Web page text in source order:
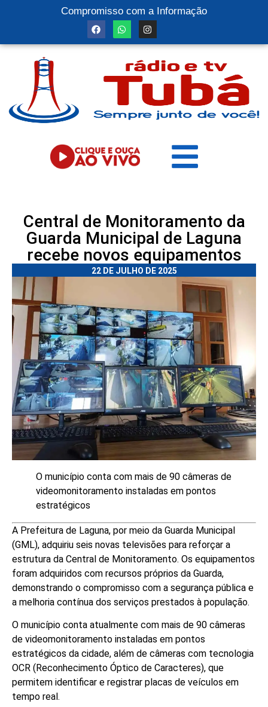
Compromisso com a Informação
Central de Monitoramento da
Guarda Municipal de Laguna
recebe novos equipamentos
22 DE JULHO DE 2025
O município conta com mais de 90 câmeras de
videomonitoramento instaladas em pontos
estratégicos
A Prefeitura de Laguna, por meio da Guarda Municipal
(GML), adquiriu seis novas televisões para reforçar a
estrutura da Central de Monitoramento. Os equipamentos
foram adquiridos com recursos próprios da Guarda,
demonstrando o compromisso com a segurança pública e
a melhoria contínua dos serviços prestados à população.
O município conta atualmente com mais de 90 câmeras
de videomonitoramento instaladas em pontos
estratégicos da cidade, além de câmeras com tecnologia
OCR (Reconhecimento Óptico de Caracteres), que
permitem identificar e registrar placas de veículos em
tempo real.